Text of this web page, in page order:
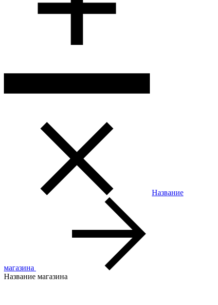
Название
магазина
Название магазина